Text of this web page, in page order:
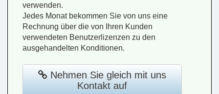
verwenden.
Jedes Monat bekommen Sie von uns eine
Rechnung über die von Ihren Kunden
verwendeten Benutzerlizenzen zu den
ausgehandelten Konditionen.
Kontakt auf